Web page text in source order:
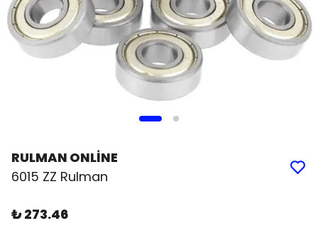
RULMAN ONLİNE
6015 ZZ Rulman
₺ 273.46